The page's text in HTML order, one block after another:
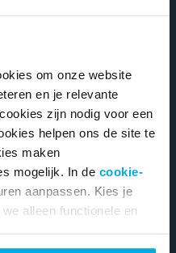
om onze website
en je relevante
zijn nodig voor een
helpen ons de site te
maken
mogelijk. In de cookie-
aanpassen. Kies je
alleen functionele en